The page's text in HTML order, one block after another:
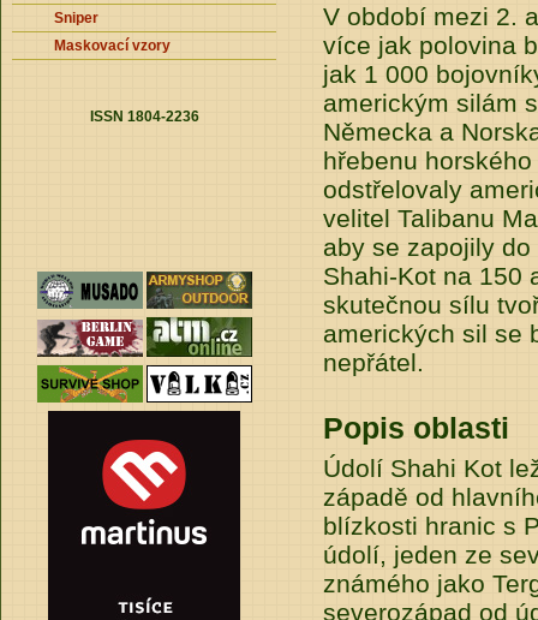
Sniper
Maskovací vzory
ISSN 1804-2236
V období mezi 2.
více jak polovina
jak 1 000
americkým silám
Německa a
hřebenu
odstřelovaly
velitel Talibanu
aby se zapojily
Shahi-Kot na 150
skutečnou sílu
amerických sil se
nepřátel.
Popis oblasti
Údolí Shahi Kot
západě od
blízkosti hranic s
údolí, jeden ze
známého jako
severozápad od